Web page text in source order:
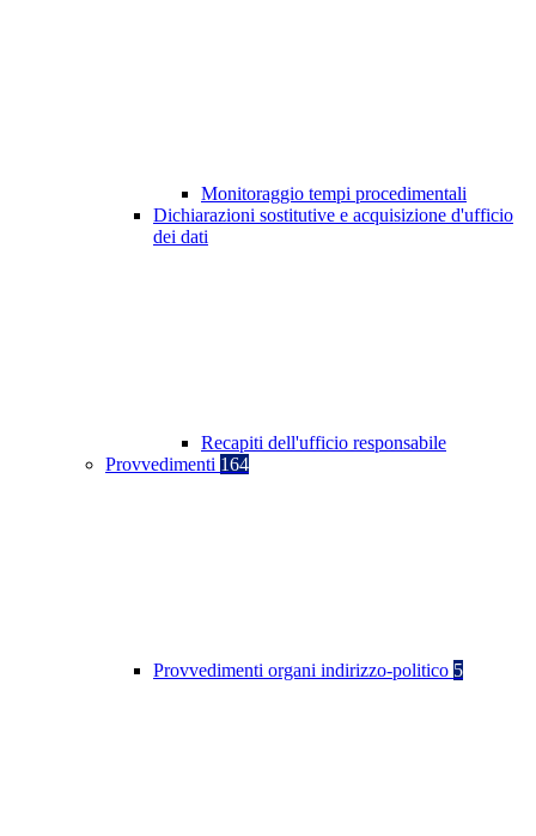
Monitoraggio tempi procedimentali
Dichiarazioni sostitutive e acquisizione d'ufficio
dei dati
Recapiti dell'ufficio responsabile
Provvedimenti 164
Provvedimenti organi indirizzo-politico 5